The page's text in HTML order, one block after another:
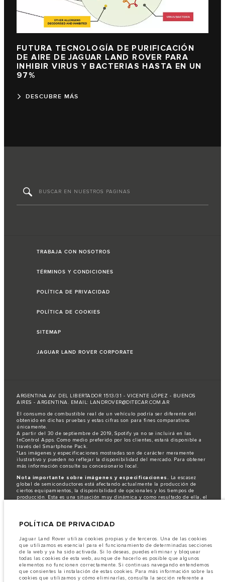
FUTURA TECNOLOGÍA DE PURIFICACIÓN
DE AIRE DE JAGUAR LAND ROVER PARA
INHIBIR VIRUS Y BACTERIAS HASTA EN UN
97%
DESCUBRE MÁS
TRABAJA CON NOSOTROS
TÉRMINOS Y CONDICIONES
POLÍTICA DE PRIVACIDAD
POLÍTICA DE COOKIES
SITEMAP
JAGUAR LAND ROVER CORPORATE
ARGENTINA AV. DEL LIBERTADOR 1513/31 - VICENTE LÓPEZ - BUENOS
AIRES - ARGENTINA. EMAIL: LANDROVER@DITECAR.COM.AR
El consumo de combustible real de un vehículo podría ser diferente del
obtenido en dichas pruebas y estas cifras son para fines comparativos
únicamente.
A partir del 30 de septiembre de 2019, Spotify ya no se incluirá en las
InControl Apps. Como medio preferido por los clientes, estará disponible a
través del Smartphone Pack.
*Las imágenes y especificaciones mostradas son de carácter meramente
ilustrativo y pueden no reflejar la disponibilidad del mercado. Para obtener
más información consulte su concesionario local.
Nota importante sobre imágenes y especificaciones. La escasez
global de semiconductores está afectando actualmente la producción de
ciertos equipamientos, la disponibilidad de opcionales y los tiempos de
producción. Esta es una situación muy dinámica y como resultado de ella, el
distribuidor de su preferencia, quien podrá dar a conocer las restricciones
únicamente en las especificaciones e imágenes mostradas en este sitio web.
Jaguar Land Rover Limited busca constantemente nuevas formas de mejorar
las especificaciones, el diseño y la producción de sus vehículos, piezas y
accesorios, por lo que se producen modificaciones de forma continua y sin
previo aviso. Según el modelo, algunas funciones serán opcionales o
vendrán incluidas de serie. La información, las especificaciones, los motores
POLÍTICA DE PRIVACIDAD
Jaguar Land Rover utiliza cookies propias y de terceros. Una de las cookies
que utilizamos es esencial para el funcionamiento de determinadas secciones
de la web y ya ha sido activada. Si lo deseas, puedes eliminar y bloquear
todas las cookies de esta web, aunque de hacerlo es posible que algunos
elementos no funcionen correctamente. Si continuas navegando entendemos
que consientes la instalación de estas cookies. Para más información sobre las
cookies que utilizamos y cómo eliminarlas, consulta la sección referente a